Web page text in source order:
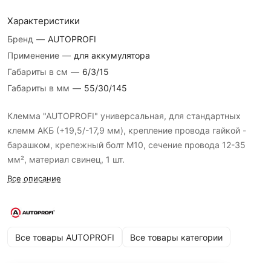
Характеристики
Бренд — AUTOPROFI
Применение — для аккумулятора
Габариты в см — 6/3/15
Габариты в мм — 55/30/145
Клемма "AUTOPROFI" универсальная, для стандартных
клемм АКБ (+19,5/-17,9 мм), крепление провода гайкой -
барашком, крепежный болт М10, сечение провода 12-35
мм², материал свинец, 1 шт.
Все описание
Все товары AUTOPROFI Все товары категории